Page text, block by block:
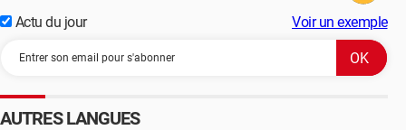
Actu du jour Voir un exemple
AUTRES LANGUES